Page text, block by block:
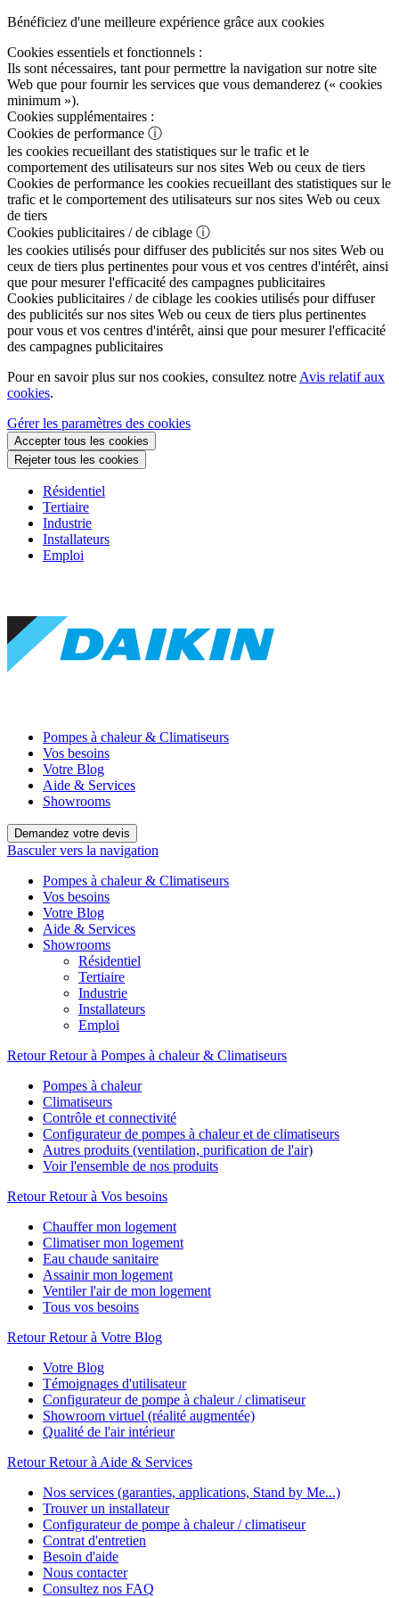
Bénéficiez d'une meilleure expérience grâce aux cookies
Cookies essentiels et fonctionnels :
Ils sont nécessaires, tant pour permettre la navigation sur notre site
Web que pour fournir les services que vous demanderez (« cookies
minimum »).
Cookies supplémentaires :
Cookies de performance ⓘ
les cookies recueillant des statistiques sur le trafic et le
comportement des utilisateurs sur nos sites Web ou ceux de tiers
Cookies de performance les cookies recueillant des statistiques sur le
trafic et le comportement des utilisateurs sur nos sites Web ou ceux
de tiers
Cookies publicitaires / de ciblage ⓘ
les cookies utilisés pour diffuser des publicités sur nos sites Web ou
ceux de tiers plus pertinentes pour vous et vos centres d'intérêt, ainsi
que pour mesurer l'efficacité des campagnes publicitaires
Cookies publicitaires / de ciblage les cookies utilisés pour diffuser
des publicités sur nos sites Web ou ceux de tiers plus pertinentes
pour vous et vos centres d'intérêt, ainsi que pour mesurer l'efficacité
des campagnes publicitaires
Pour en savoir plus sur nos cookies, consultez notre Avis relatif aux
cookies.
Gérer les paramètres des cookies
Accepter tous les cookies
Rejeter tous les cookies
Résidentiel
Tertiaire
Industrie
Installateurs
Emploi
Pompes à chaleur & Climatiseurs
Vos besoins
Votre Blog
Aide & Services
Showrooms
Demandez votre devis
Basculer vers la navigation
Pompes à chaleur & Climatiseurs
Vos besoins
Votre Blog
Aide & Services
Showrooms
Résidentiel
Tertiaire
Industrie
Installateurs
Emploi
Retour Retour à Pompes à chaleur & Climatiseurs
Pompes à chaleur
Climatiseurs
Contrôle et connectivité
Configurateur de pompes à chaleur et de climatiseurs
Autres produits (ventilation, purification de l'air)
Voir l'ensemble de nos produits
Retour Retour à Vos besoins
Chauffer mon logement
Climatiser mon logement
Eau chaude sanitaire
Assainir mon logement
Ventiler l'air de mon logement
Tous vos besoins
Retour Retour à Votre Blog
Votre Blog
Témoignages d'utilisateur
Configurateur de pompe à chaleur / climatiseur
Showroom virtuel (réalité augmentée)
Qualité de l'air intérieur
Retour Retour à Aide & Services
Nos services (garanties, applications, Stand by Me...)
Trouver un installateur
Configurateur de pompe à chaleur / climatiseur
Contrat d'entretien
Besoin d'aide
Nous contacter
Consultez nos FAQ